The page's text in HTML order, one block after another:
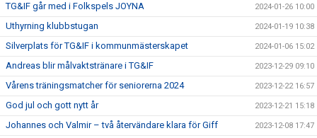
TG&IF går med i Folkspels JOYNA 2024-01-26 10:00
Uthyrning klubbstugan 2024-01-19 10:38
Silverplats för TG&IF i kommunmästerskapet 2024-01-06 15:02
Andreas blir målvaktstränare i TG&IF 2023-12-29 09:10
Vårens träningsmatcher för seniorerna 2024 2023-12-22 16:57
God jul och gott nytt år 2023-12-21 15:18
Johannes och Valmir – två återvändare klara för Giff 2023-12-08 17:47